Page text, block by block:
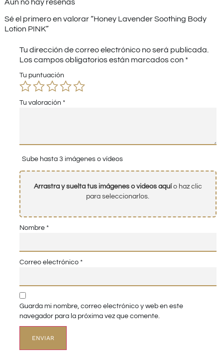
Aún no hay reseñas
Sé el primero en valorar “Honey Lavender Soothing Body
Lotion PINK”
Tu dirección de correo electrónico no será publicada.
Los campos obligatorios están marcados con *
Tu puntuación
Tu valoración *
Sube hasta 3 imágenes o vídeos
Arrastra y suelta tus imágenes o videos aquío haz clic
para seleccionarlos.
Nombre *
Correo electrónico *
Guarda mi nombre, correo electrónico y web en este
navegador para la próxima vez que comente.